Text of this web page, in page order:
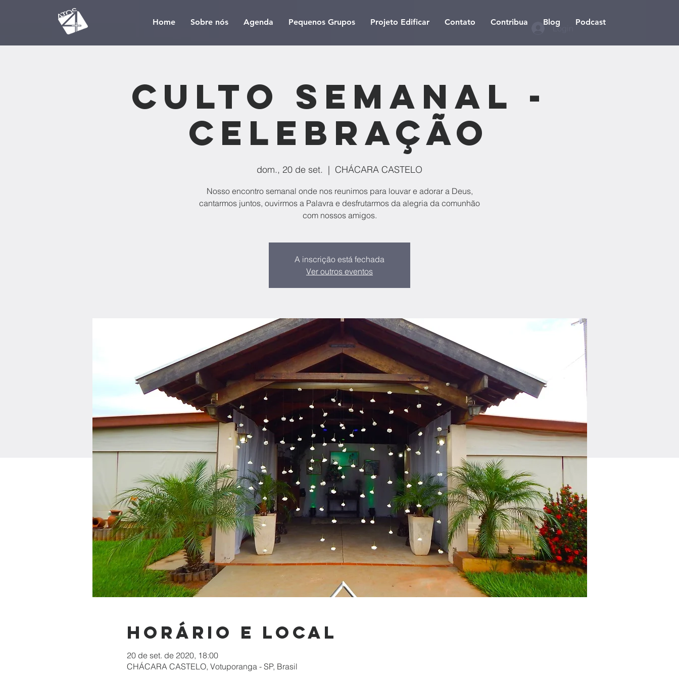
Home Sobre nós Agenda Pequenos Grupos Projeto Edificar Contato Contribua Blog Podcast
Login
Culto Semanal -
Celebração
dom., 20 de set.
  |
CHÁCARA CASTELO
Nosso encontro semanal onde nos reunimos para louvar e adorar a Deus,
cantarmos juntos, ouvirmos a Palavra e desfrutarmos da alegria da comunhão
com nossos amigos.
A inscrição está fechada
Ver outros eventos
Horário e local
20 de set. de 2020, 18:00
CHÁCARA CASTELO, Votuporanga - SP, Brasil